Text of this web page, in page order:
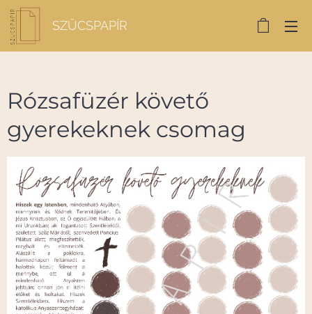
SZŰCSPAPÍR
Rózsafüzér követő
gyerekeknek csomag